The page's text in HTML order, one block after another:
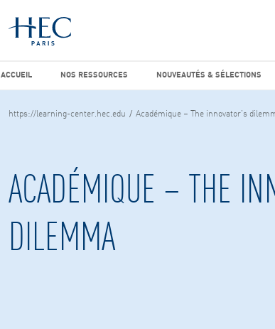
Vous cherchez peut-être
NOS RESSOURCES
ACCUEIL NOS RESSOURCES NOUVEAUTÉS & SÉLECTIONS
https://learning-center.hec.edu Académique – The innovator’s
ACADÉMIQUE – THE
DILEMMA